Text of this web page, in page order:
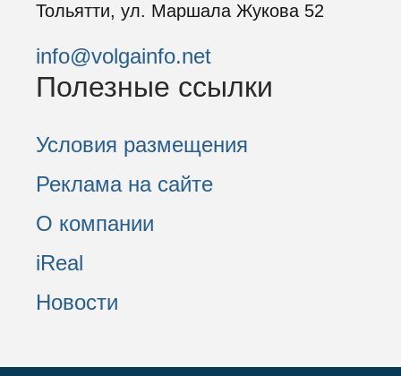
Тольятти, ул. Маршала Жукова 52
info@volgainfo.net
Полезные ссылки
Условия размещения
Реклама на сайте
О компании
iReal
Новости